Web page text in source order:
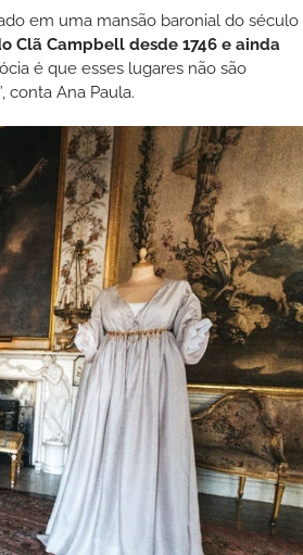
em uma mansão baronial do século
Clã Campbell desde 1746 e ainda
é que esses lugares não são
conta Ana Paula.